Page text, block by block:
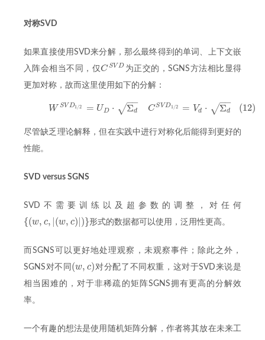
对称SVD
如果直接使用SVD来分解，那么最终得到的单词、上下文嵌
入阵会相当不同，仅 CSVD
CSV D 为正交的，SGNS方法相比显得
更加对称，故而这里使用如下的分解：
W SVD1/2 = UD ⋅ Σd
−−
√ CSVD1/2 = Vd ⋅ Σd
−−
√ (12)
(12) WS VD1 / 2 =UD dCS VD1/ 2= Vd⋅Σ
尽管缺乏理论解释，但在实践中进行对称化后能得到更好的
性能。
SVD versus SGNS
SVD不需要训练以及超参数的调整，对任何
{(w, c, |(w, c)|)}
{( w,c, |(w c)|)} 形式的数据都可以使用，泛用性更高。
而SGNS可以更好地处理观察，未观察事件；除此之外，
SGNS对不同 (w, c)
(w,c )
对分配了不同权重，这对于SVD来说是
相当困难的，对于非稀疏的矩阵SGNS拥有更高的分解效
率。
一个有趣的想法是使用随机矩阵分解，作者将其放在未来工